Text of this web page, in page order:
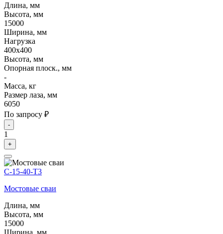
Длина, мм
Высота, мм
15000
Ширина, мм
Нагрузка
400х400
Высота, мм
Опорная плоск., мм
-
Масса, кг
Размер лаза, мм
6050
По запросу ₽
-
1
+
С-15-40-Т3
Мостовые сваи
Длина, мм
Высота, мм
15000
Ширина, мм